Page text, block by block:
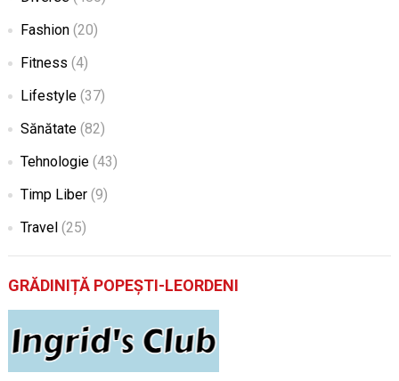
Fashion(20)
Fitness (4)
Lifestyle(37)
Sănătate(82)
Tehnologie(43)
Timp Liber(9)
Travel(25)
GRĂDINIȚĂ POPEȘTI-LEORDENI